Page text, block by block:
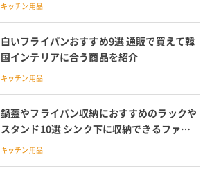
キッチン用品
白いフライパンおすすめ9選 通販で買えて韓
国インテリアに合う商品を紹介
キッチン用品
鍋蓋やフライパン収納におすすめのラックや
スタンド10選 シンク下に収納できるファイ
ルボックスも紹介
キッチン用品